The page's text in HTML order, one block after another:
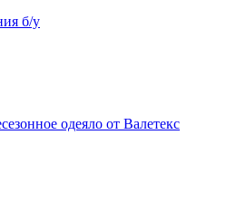
б/у
одеяло от Валетекс